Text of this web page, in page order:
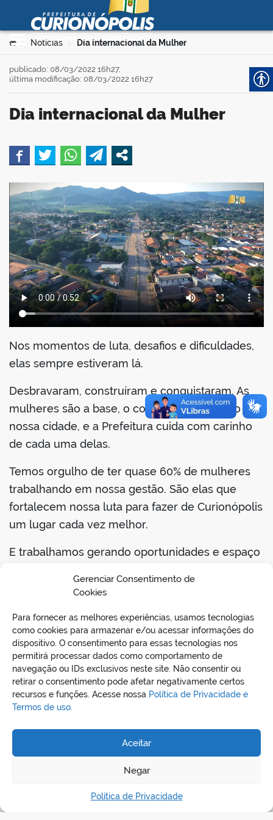
Gerenciar Consentimento de
Cookies
Para fornecer as melhores experiências, usamos tecnologias
como cookies para armazenar e/ou acessar informações do
dispositivo. O consentimento para essas tecnologias nos
permitirá processar dados como comportamento de
navegação ou IDs exclusivos neste site. Não consentir ou
retirar o consentimento pode afetar negativamente certos
recursos e funções. Acesse nossa Política de Privacidade e
Termos de uso.
Aceitar
Negar
Política de Privacidade
Ir para o conteúdo
Prefeitura Municipal de
Curionópolis
Você está aqui:
Notícias > Dia internacional da Mulher
Dia internacional da Mulher
publicado: 08/03/2022 16h27,
última modificação: 08/03/2022 16h27
Nos momentos de luta, desafios e dificuldades,
elas sempre estiveram lá.
Desbravaram, construíram e conquistaram. As
mulheres são a base, o conforto e o orgulho de
nossa cidade, e a Prefeitura cuida com carinho
de cada uma delas.
Temos orgulho de ter quase 60% de mulheres
trabalhando em nossa gestão. São elas que
fortalecem nossa luta para fazer de Curionópolis
um lugar cada vez melhor.
E trabalhamos gerando oportunidades e espaço
Feliz dia Internacional da mulher, a força que
move a vida!
REDES SOCIAIS